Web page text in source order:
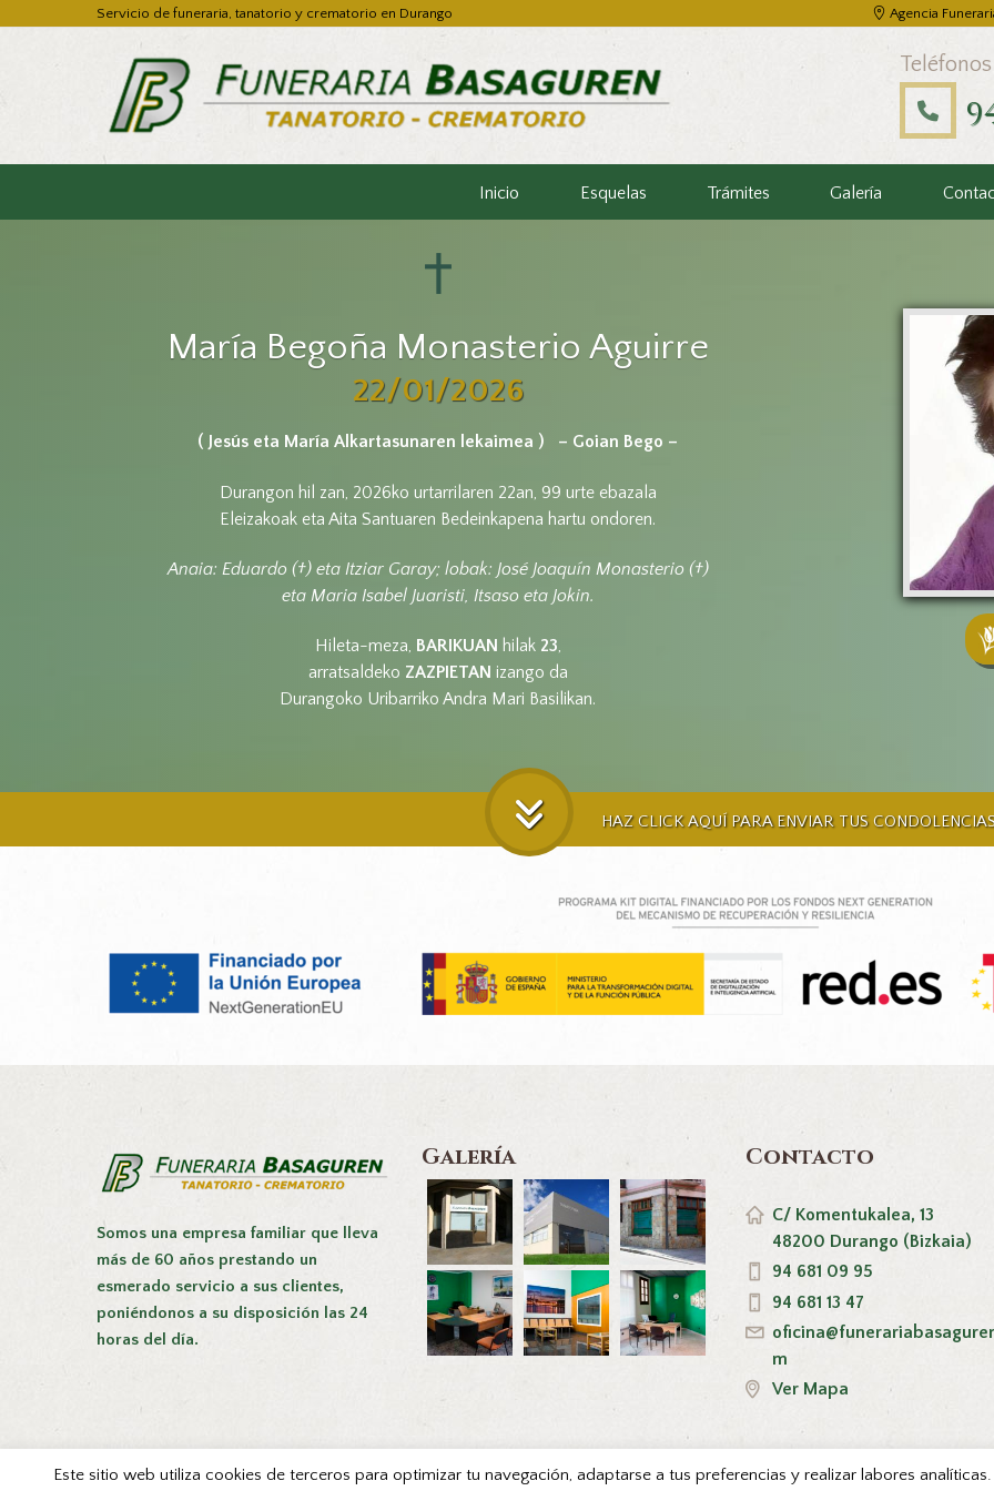
Servicio de funeraria, tanatorio y crematorio en Durango Agencia
Inicio Esquelas Trámites Galería
María Begoña Monasterio Aguirre
22/01/2026
( Jesús eta María Alkartasunaren lekaimea ) – Goian Bego –
Durangon hil zan, 2026ko urtarrilaren 22an, 99 urte ebazala
Eleizakoak eta Aita Santuaren Bedeinkapena hartu ondoren.
Anaia: Eduardo (†) eta Itziar Garay; lobak: José Joaquín Monasterio (†)
eta Maria Isabel Juaristi, Itsaso eta Jokin.
Hileta-meza, BARIKUAN hilak 23,
arratsaldeko ZAZPIETAN izango da
Durangoko Uribarriko Andra Mari Basilikan.
HAZ CLICK AQUÍ PARA ENVIAR TUS
Somos una empresa familiar que lleva
más de 60 años prestando un
esmerado servicio a sus clientes,
poniéndonos a su disposición las 24
horas del día.
Galería Contacto
C/ Komentukalea, 13
48200 Durango (Bizkaia)
94 681 09 95
94 681 13 47
m
Ver Mapa
Este sitio web utiliza cookies de terceros para optimizar tu navegación, adaptarse a tus preferencias y realizar labores